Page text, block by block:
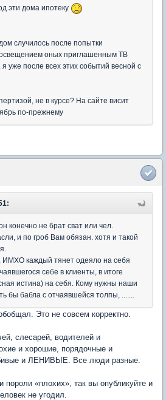
эти дома ипотеку
случилось после попытки
освещением оных приглашенным ТВ
уже после всех этих событий весной с
не в курсе? На сайте висит
по-прежнему
конечно не брат сват или чел.
и по гроб Вам обязан. хотя и такой
ИМХО каждый тянет одеяло на себя
себе в клиенты, в итоге
истина) на себя. Кому нужны наши
бы бабла с отчаявшейся толпы, .......
Это не совсем корректно.
слесарей, водителей и
и хорошие, порядочные и
и ЛЕНИВЫЕ. Все люди разные.
пороли «плохих», так вы опубликуйте и
не угодил.